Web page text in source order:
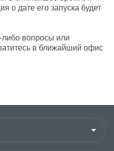
о дате его запуска будет
либо вопросы или
в ближайший офис